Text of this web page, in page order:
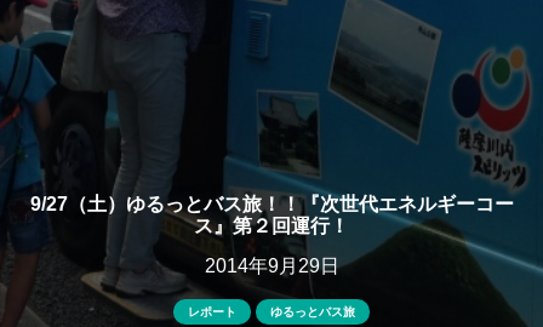
9/27（土）ゆるっとバス旅！！『次世代エネルギーコー
ス』第２回運行！
2014年9月29日
レポート ゆるっとバス旅